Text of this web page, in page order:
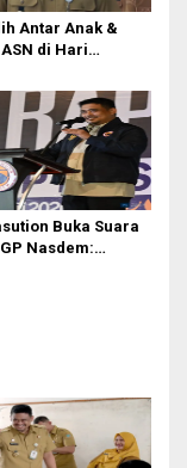
Antar Anak &
di Hari
Guncang
Buka Suara
Nasdem: